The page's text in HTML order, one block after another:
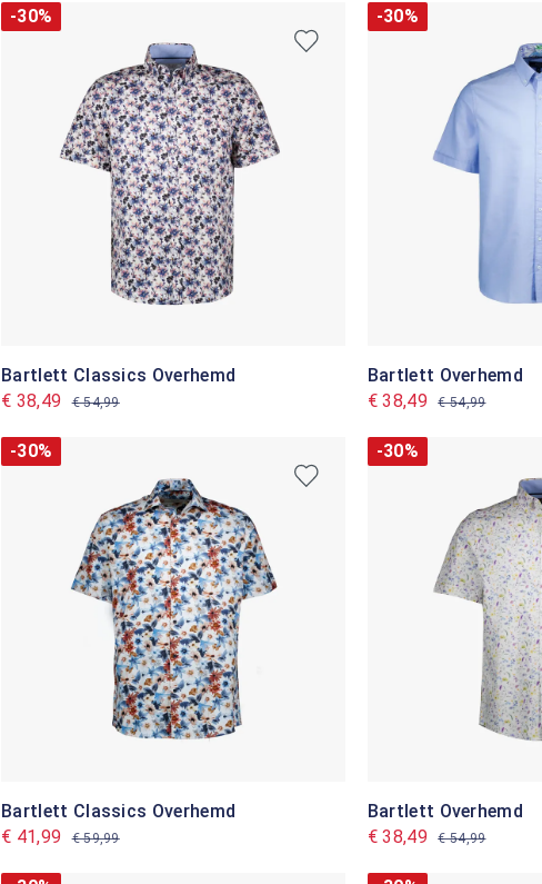
-30%
Bartlett Classics Overhemd
€ 38,49
€ 54,99
-30%
Bartlett Overhemd
€ 38,49
€ 54,99
-30%
Bartlett Classics Overhemd
€ 41,99
€ 59,99
-30%
Bartlett Overhemd
€ 38,49
€ 54,99